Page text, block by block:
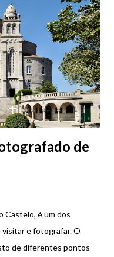
de
Castelo, é um dos
e fotografar. O
de diferentes pontos